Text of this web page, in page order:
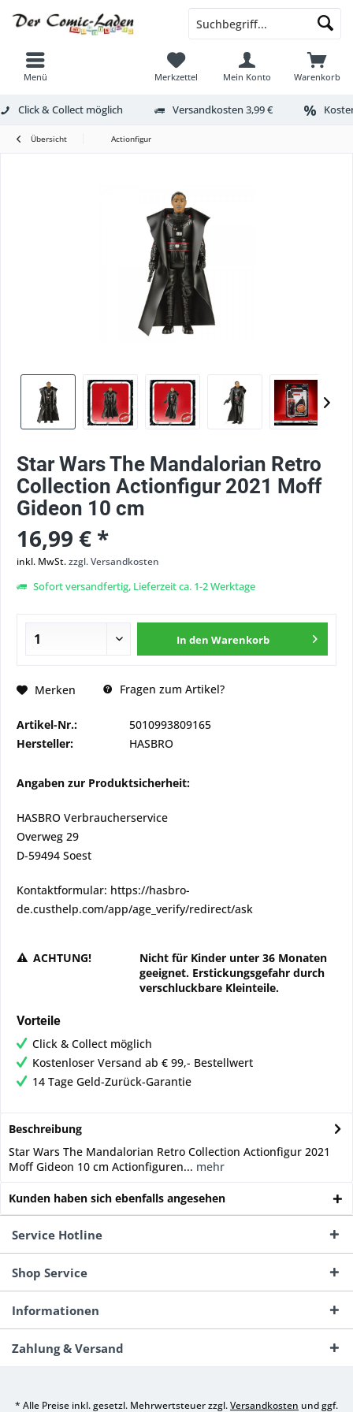
Menü Warenkorb
Merkzettel Mein Konto
Click & Collect möglich Versandkosten 3,99 €
Übersicht Actionfigur
Star Wars The Mandalorian Retro
Collection Actionfigur 2021 Moff
Gideon 10 cm
16,99 € *
inkl. MwSt.zzgl. Versandkosten
Sofort versandfertig, Lieferzeit ca. 1-2 Werktage
In den Warenkorb
Merken Fragen zum Artikel?
Artikel-Nr.:
5010993809165
Hersteller:
HASBRO
Angaben zur Produktsicherheit:
HASBRO Verbraucherservice
Overweg 29
D-59494 Soest
Kontaktformular: https://hasbro-
de.custhelp.com/app/age_verify/redirect/ask
ACHTUNG!
Nicht für Kinder unter 36 Monaten
geeignet. Erstickungsgefahr durch
verschluckbare Kleinteile.
Vorteile
Click & Collect möglich
Kostenloser Versand ab € 99,- Bestellwert
14 Tage Geld-Zurück-Garantie
Beschreibung
Star Wars The Mandalorian Retro Collection Actionfigur 2021
Moff Gideon 10 cm Actionfiguren... mehr
Kunden haben sich ebenfalls angesehen
Service Hotline
Shop Service
Informationen
Zahlung & Versand
* Alle Preise inkl. gesetzl. Mehrwertsteuer zzgl.Versandkosten und ggf.